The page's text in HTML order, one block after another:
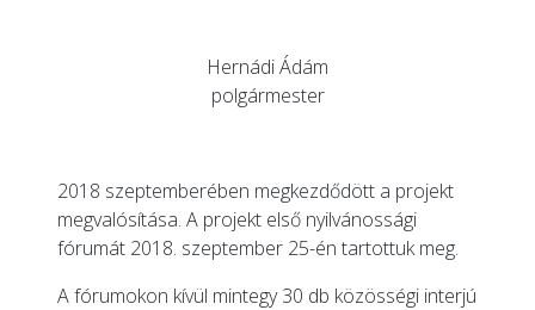
Hernádi Ádám
polgármester
2018 szeptemberében megkezdődött a projekt
megvalósítása. A projekt első nyilvánossági
fórumát 2018. szeptember 25-én tartottuk meg.
A fórumokon kívül mintegy 30 db közösségi interjú